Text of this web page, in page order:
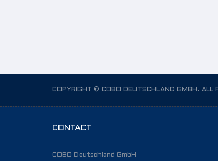
COPYRIGHT © COBO DEUTSCHLAND GMBH. ALL
CONTACT
COBO Deutschland GmbH